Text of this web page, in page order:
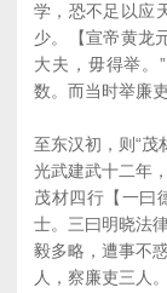
学，恐不足以应
少。【宣帝黄龙
大夫，毋得举。
数。而当时举廉
至东汉初，则“茂
光武建武十二年
茂材四行【一曰
士。三曰明晓法
毅多略，遭事不
人，察廉吏三人